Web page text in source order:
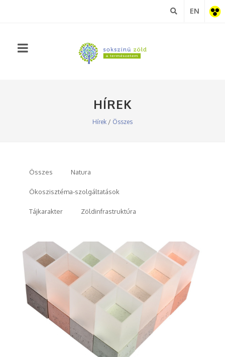
EN
HÍREK
Hírek / Összes
Összes Natura
Ökoszisztéma-szolgáltatások
Tájkarakter Zöldinfrastruktúra